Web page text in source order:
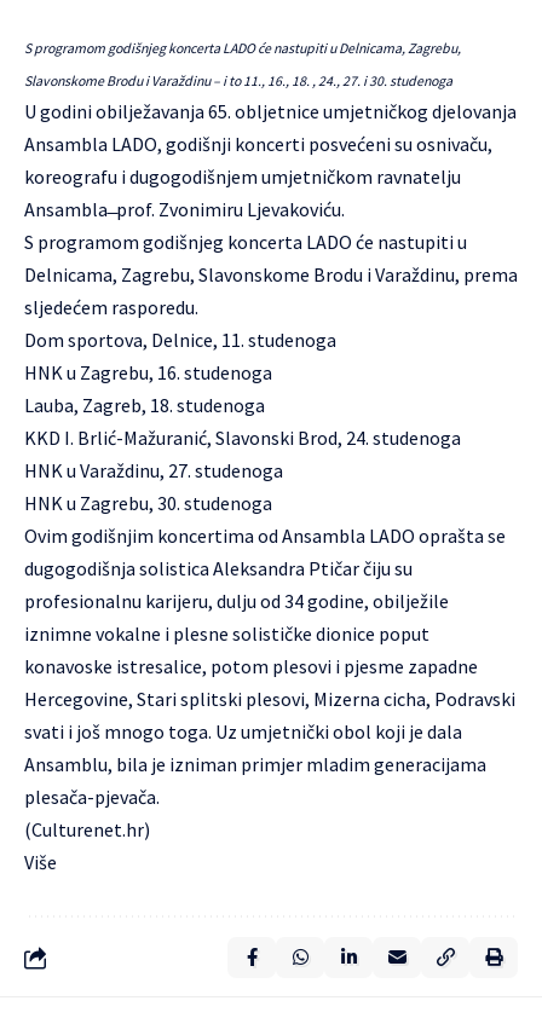
S programom godišnjeg koncerta LADO će nastupiti u Delnicama, Zagrebu,
Slavonskome Brodu i Varaždinu – i to 11., 16., 18. , 24., 27. i 30. studenoga
U godini obilježavanja 65. obljetnice umjetničkog djelovanja
Ansambla LADO, godišnji koncerti posvećeni su osnivaču,
koreografu i dugogodišnjem umjetničkom ravnatelju
Ansambla ̶ prof. Zvonimiru Ljevakoviću.
S programom godišnjeg koncerta LADO će nastupiti u
Delnicama, Zagrebu, Slavonskome Brodu i Varaždinu, prema
sljedećem rasporedu.
Dom sportova, Delnice, 11. studenoga
HNK u Zagrebu, 16. studenoga
Lauba, Zagreb, 18. studenoga
KKD I. Brlić-Mažuranić, Slavonski Brod, 24. studenoga
HNK u Varaždinu, 27. studenoga
HNK u Zagrebu, 30. studenoga
Ovim godišnjim koncertima od Ansambla LADO oprašta se
dugogodišnja solistica Aleksandra Ptičar čiju su
profesionalnu karijeru, dulju od 34 godine, obilježile
iznimne vokalne i plesne solističke dionice poput
konavoske istresalice, potom plesovi i pjesme zapadne
Hercegovine, Stari splitski plesovi, Mizerna cicha, Podravski
svati i još mnogo toga. Uz umjetnički obol koji je dala
Ansamblu, bila je izniman primjer mladim generacijama
plesača-pjevača.
(Culturenet.hr)
Više